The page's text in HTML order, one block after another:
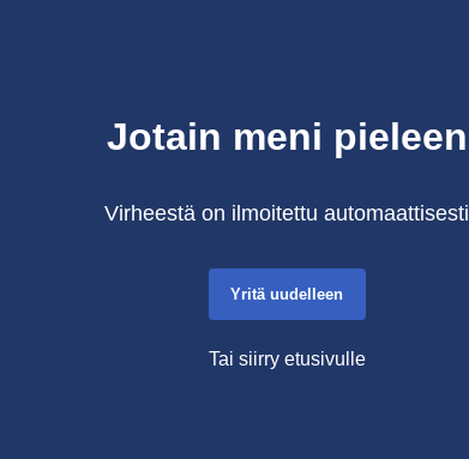
Jotain meni pieleen
Virheestä on ilmoitettu automaattisesti
Yritä uudelleen
Tai siirry etusivulle